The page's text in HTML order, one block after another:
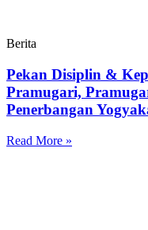
Berita
Pekan Disiplin &
Pramugari,
Penerbangan
Read More »